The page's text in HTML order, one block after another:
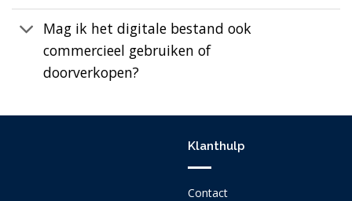
Mag ik het digitale bestand ook
commercieel gebruiken of
doorverkopen?
Klanthulp
Contact